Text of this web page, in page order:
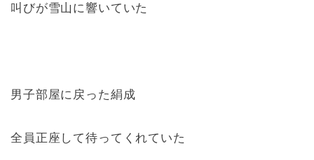
叫びが雪山に響いていた
男子部屋に戻った絹成
全員正座して待ってくれていた